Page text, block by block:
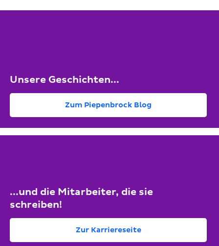
Unsere Geschichten...
Zum Piepenbrock Blog
...und die Mitarbeiter, die sie
schreiben!
Zur Karriereseite